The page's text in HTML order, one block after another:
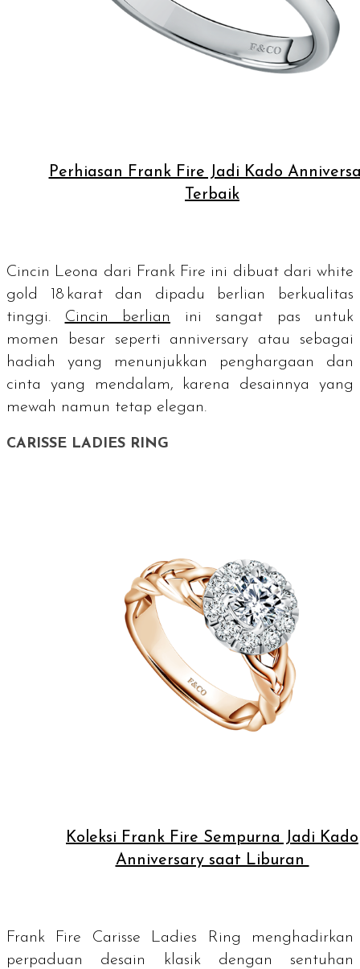
Perhiasan Frank Fire Jadi Kado
Terbaik
Cincin Leona dari Frank Fire ini dibuat dari white
gold 18 karat dan dipadu berlian berkualitas
tinggi. Cincin berlian ini sangat pas untuk
momen besar seperti anniversary atau sebagai
hadiah yang menunjukkan penghargaan dan
cinta yang mendalam, karena desainnya yang
mewah namun tetap elegan.
CARISSE LADIES RING
Koleksi Frank Fire Sempurna Jadi Kado
Anniversary saat Liburan
Frank Fire Carisse Ladies Ring menghadirkan
perpaduan desain klasik dengan sentuhan